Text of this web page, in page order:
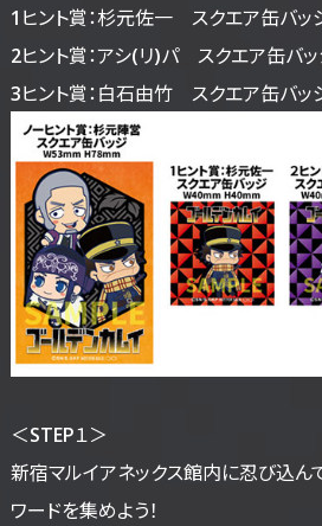
1ヒント賞：杉元佐一 スクエア缶バッ
2ヒント賞：アシ(リ)パ スクエア缶バ
3ヒント賞：白石由竹 スクエア缶バッ
＜STEP１＞
新宿マルイアネックス館内に忍び込ん
ワードを集めよう！